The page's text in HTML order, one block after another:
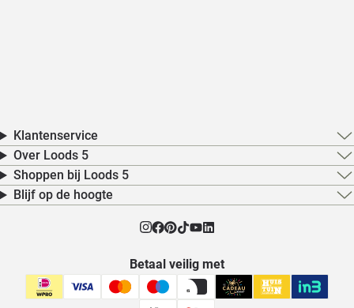
Klantenservice
Over Loods 5
Shoppen bij Loods 5
Blijf op de hoogte
Betaal veilig met